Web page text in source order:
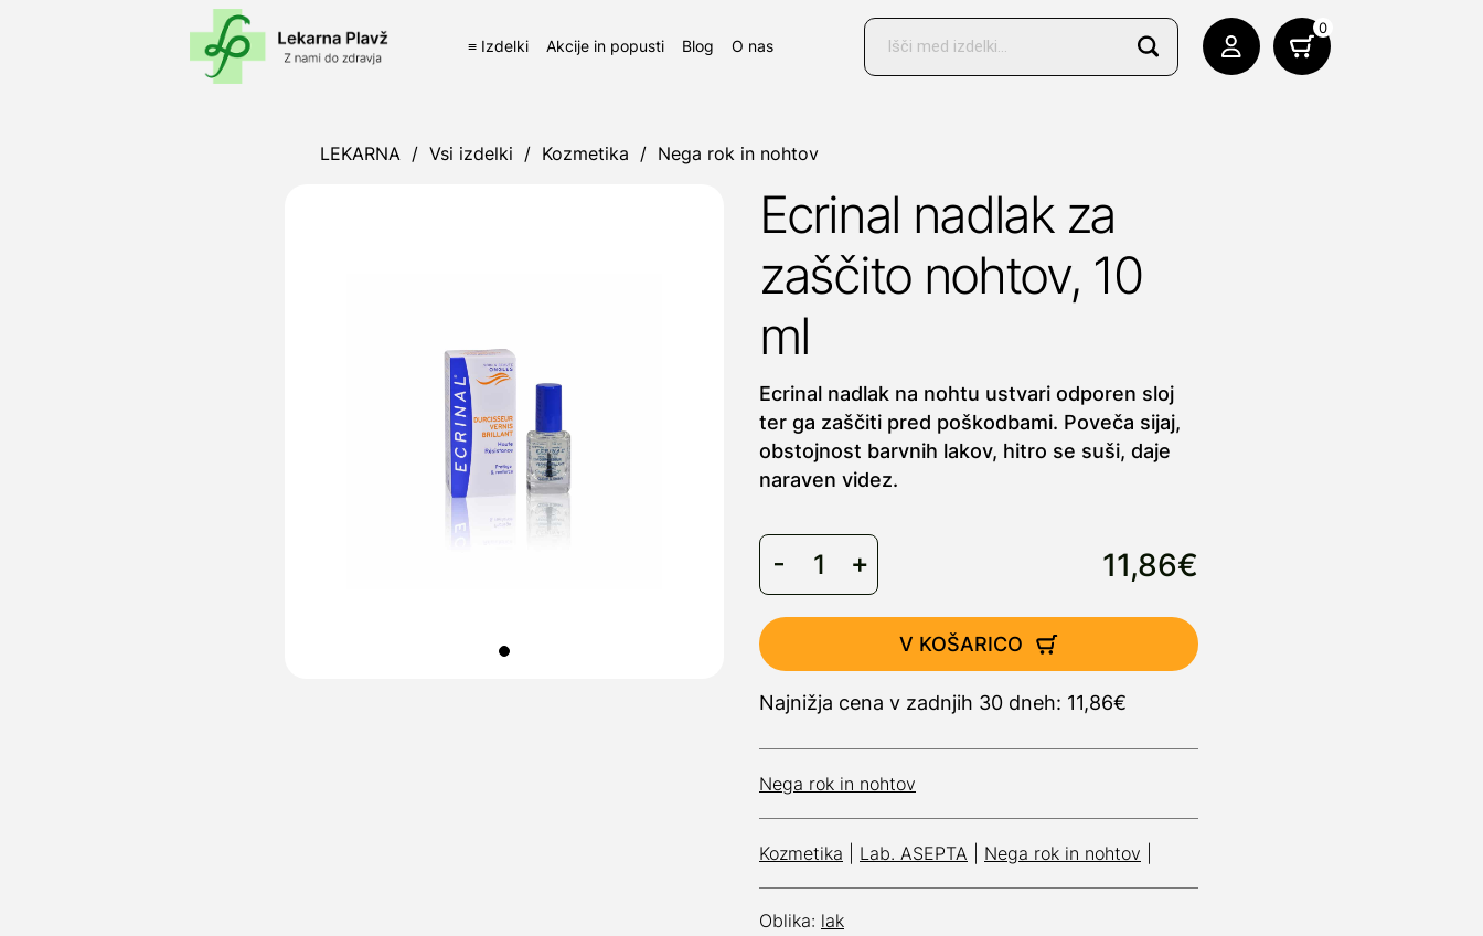
≡ Izdelki Akcije in popusti Blog O nas
Products
search
0
LEKARNA / Vsi izdelki / Kozmetika / Nega rok in nohtov
Ecrinal nadlak za
zaščito nohtov, 10
ml
Ecrinal nadlak na nohtu ustvari odporen sloj
ter ga zaščiti pred poškodbami. Poveča sijaj,
obstojnost barvnih lakov, hitro se suši, daje
naraven videz.
11,86€
V KOŠARICO
Najnižja cena v zadnjih 30 dneh: 11,86€
Nega rok in nohtov
Kozmetika Lab. ASEPTA Nega rok in nohtov
Oblika: lak